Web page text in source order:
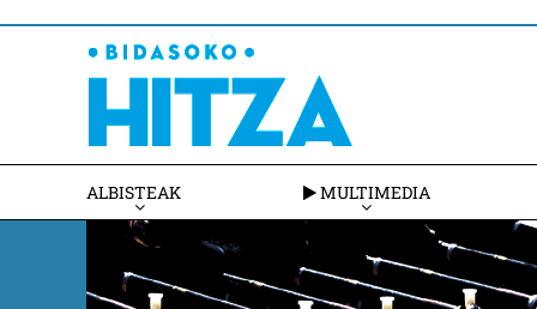
ALBISTEAK MULTIMEDIA